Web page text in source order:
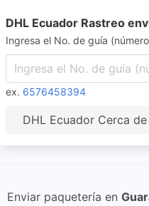
DHL Ecuador Rastreo
Ingresa el No. de guía
ex. 6576458394
DHL Ecuador Cerca
Enviar paquetería en